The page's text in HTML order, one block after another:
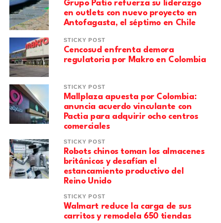
Grupo Patio refuerza su liderazgo
en outlets con nuevo proyecto en
Antofagasta, el séptimo en Chile
STICKY POST
Cencosud enfrenta demora
regulatoria por Makro en Colombia
STICKY POST
Mallplaza apuesta por Colombia:
anuncia acuerdo vinculante con
Pactia para adquirir ocho centros
comerciales
STICKY POST
Robots chinos toman los almacenes
británicos y desafían el
estancamiento productivo del
Reino Unido
STICKY POST
Walmart reduce la carga de sus
carritos y remodela 650 tiendas